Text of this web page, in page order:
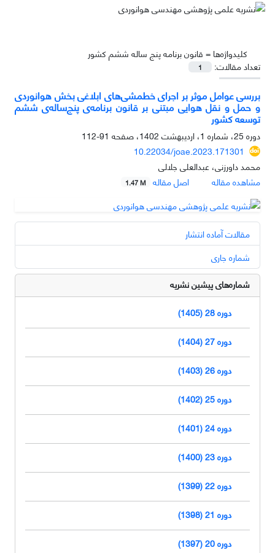
کلیدواژه‌ها = قانون برنامه پنج ساله ششم کشور
تعداد مقالات:
1
بررسی عوامل موثر بر اجرای خطمشی‌های ابلاغی بخش هوانوردی
و حمل و نقل هوایی مبتنی بر قانون برنامه‌ی پنج‌ساله‌ی ششم
توسعه کشور
دوره 25، شماره 1، اردیبهشت 1402، صفحه
91-112
10.22034/joae.2023.171301
محمد داورزنی، عبدالعلی جلالی
مشاهده مقاله
اصل مقاله 1.47 M
مقالات آماده انتشار
شماره جاری
شماره‌های پیشین نشریه
دوره 28 (1405)
دوره 27 (1404)
دوره 26 (1403)
دوره 25 (1402)
دوره 24 (1401)
دوره 23 (1400)
دوره 22 (1399)
دوره 21 (1398)
دوره 20 (1397)